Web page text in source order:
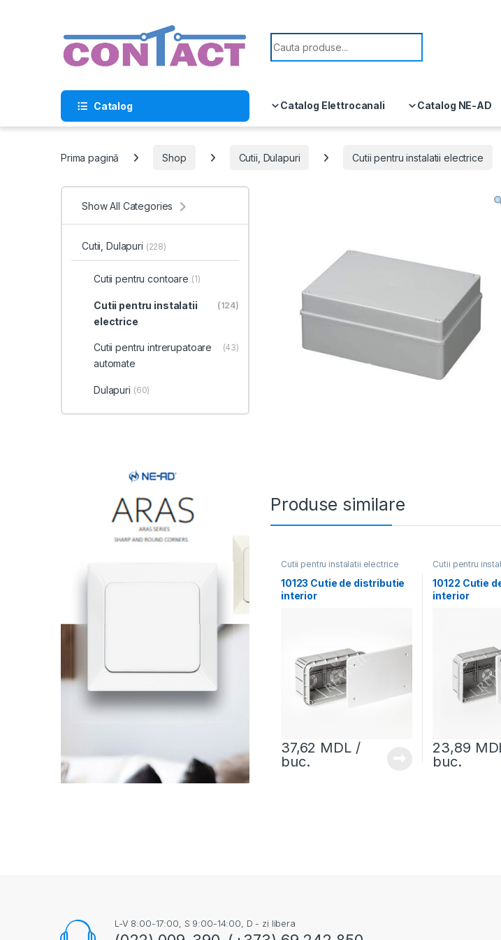
Search for:
Catalog Catalog Elettrocanali Catalog NE-AD
Prima pagină Shop Cutii, Dulapuri Cutii pentru instalatii electrice
Produse similare
Cutii pentru instalatii electrice
10123 Cutie de distributie
interior
37,62 MDL/
buc.
Cutii pentru
10122 Cutie
interior
23,89
buc.
Show All Categories
Cutii, Dulapuri (228)
Cutii pentru contoare (1)
Cutii pentru instalatii
electrice
(124)
Cutii pentru intrerupatoare
automate
(43)
Dulapuri (60)
L-V 8:00-17:00, S 9:00-14:00, D - zi libera